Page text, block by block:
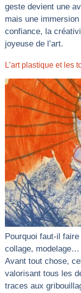
geste devient une
mais une
confiance, la
joyeuse de l’art.
L’art plastique et les
Pourquoi faut-il
collage,
Avant tout chose,
valorisant tous les
traces aux